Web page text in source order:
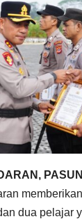
dua pelajar